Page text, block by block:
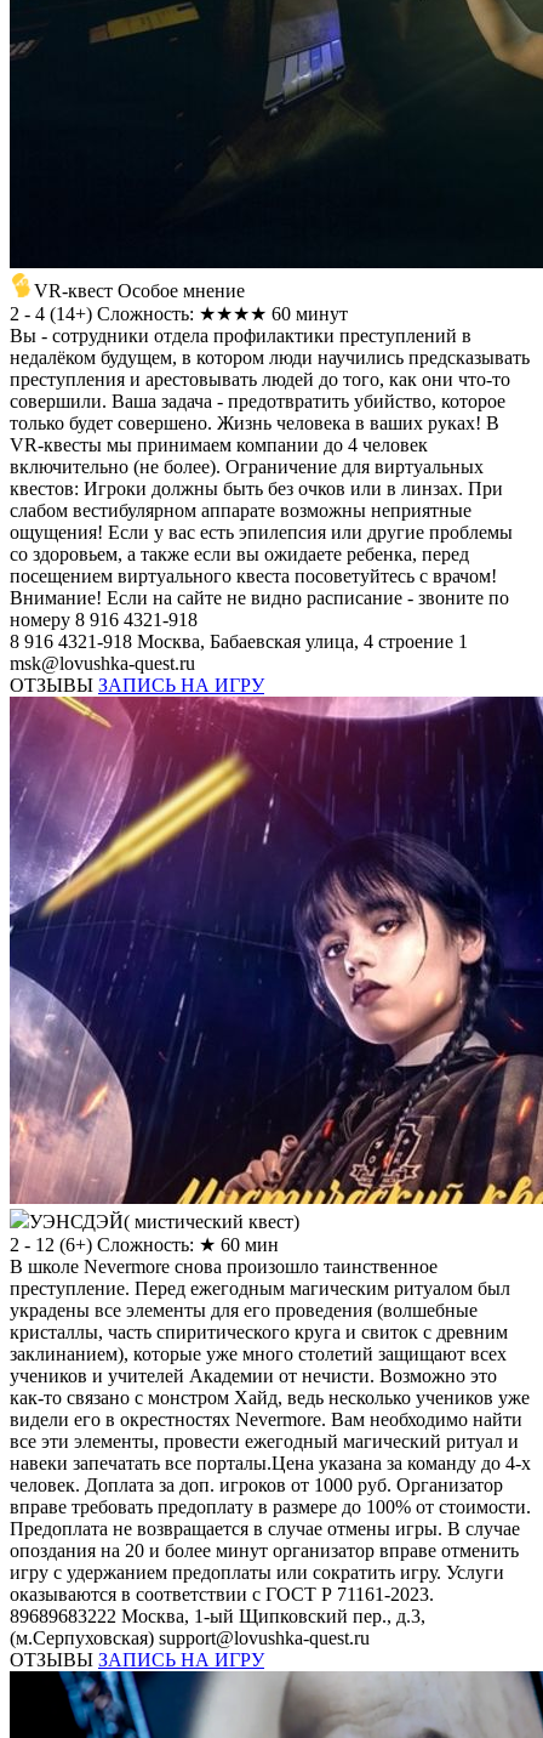
VR-квест Особое мнение
2 - 4 (14+) Сложность: ★★★★ 60 минут
Вы - сотрудники отдела профилактики преступлений в
недалёком будущем, в котором люди научились предсказывать
преступления и арестовывать людей до того, как они что-то
совершили. Ваша задача - предотвратить убийство, которое
только будет совершено. Жизнь человека в ваших руках! В
VR-квесты мы принимаем компании до 4 человек
включительно (не более). Ограничение для виртуальных
квестов: Игроки должны быть без очков или в линзах. При
слабом вестибулярном аппарате возможны неприятные
ощущения! Если у вас есть эпилепсия или другие проблемы
со здоровьем, а также если вы ожидаете ребенка, перед
посещением виртуального квеста посоветуйтесь с врачом!
Внимание! Если на сайте не видно расписание - звоните по
номеру 8 916 4321-918
8 916 4321-918 Москва, Бабаевская улица, 4 строение 1
msk@lovushka-quest.ru
ОТЗЫВЫ ЗАПИСЬ НА ИГРУ
УЭНСДЭЙ( мистический квест)
2 - 12 (6+) Сложность: ★ 60 мин
В школе Nevermore снова произошло таинственное
преступление. Перед ежегодным магическим ритуалом был
украдены все элементы для его проведения (волшебные
кристаллы, часть спиритического круга и свиток с древним
заклинанием), которые уже много столетий защищают всех
учеников и учителей Академии от нечисти. Возможно это
как-то связано с монстром Хайд, ведь несколько учеников уже
видели его в окрестностях Nevermore. Вам необходимо найти
все эти элементы, провести ежегодный магический ритуал и
навеки запечатать все порталы.Цена указана за команду до 4-х
человек. Доплата за доп. игроков от 1000 руб. Организатор
вправе требовать предоплату в размере до 100% от стоимости.
Предоплата не возвращается в случае отмены игры. В случае
опоздания на 20 и более минут организатор вправе отменить
игру с удержанием предоплаты или сократить игру. Услуги
оказываются в соответствии с ГОСТ Р 71161-2023.
89689683222 Москва, 1-ый Щипковский пер., д.3,
(м.Серпуховская) support@lovushka-quest.ru
ОТЗЫВЫ ЗАПИСЬ НА ИГРУ